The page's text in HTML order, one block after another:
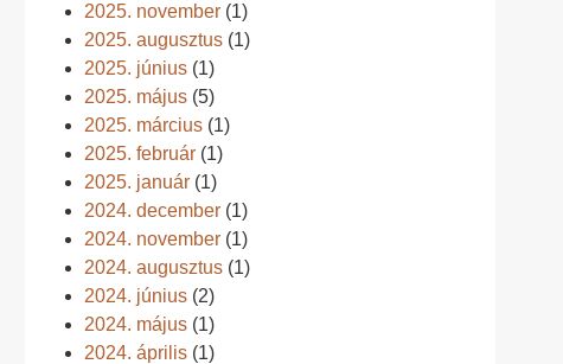
2025. november (1)
2025. augusztus (1)
2025. június (1)
2025. május (5)
2025. március (1)
2025. február (1)
2025. január (1)
2024. december (1)
2024. november (1)
2024. augusztus (1)
2024. június (2)
2024. május (1)
2024. április (1)